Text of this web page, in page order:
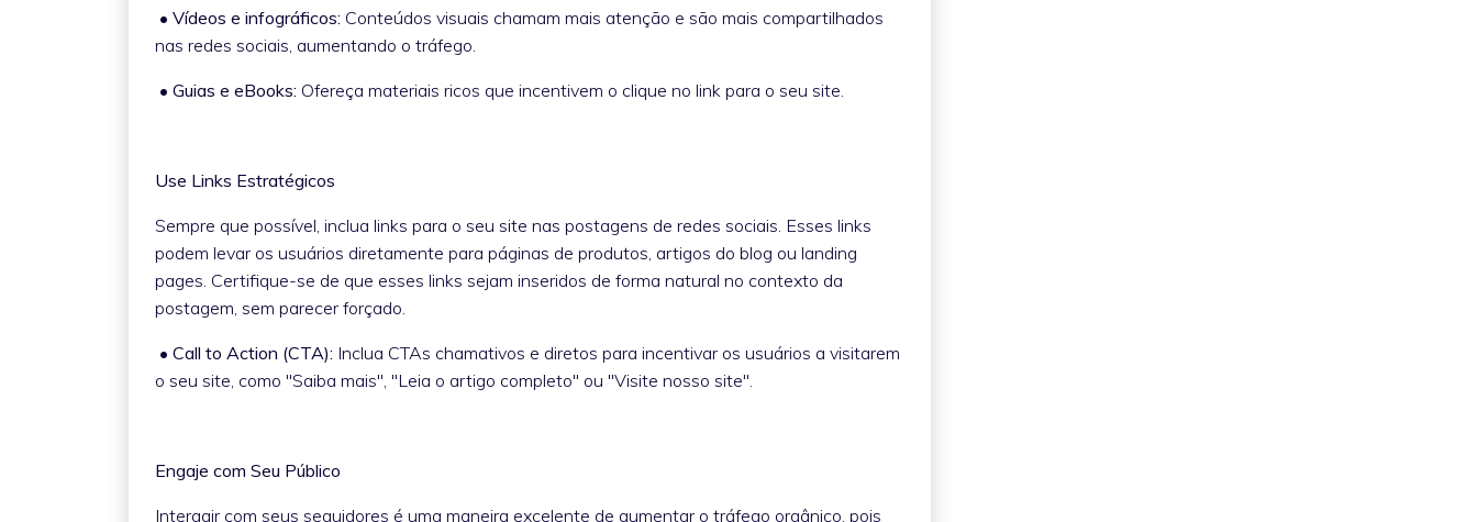
• Vídeos e infográficos: Conteúdos visuais chamam mais atenção e são mais compartilhados
nas redes sociais, aumentando o tráfego.
• Guias e eBooks: Ofereça materiais ricos que incentivem o clique no link para o seu site.
Use Links Estratégicos
Sempre que possível, inclua links para o seu site nas postagens de redes sociais. Esses links
podem levar os usuários diretamente para páginas de produtos, artigos do blog ou landing
pages. Certifique-se de que esses links sejam inseridos de forma natural no contexto da
postagem, sem parecer forçado.
• Call to Action (CTA): Inclua CTAs chamativos e diretos para incentivar os usuários a visitarem
o seu site, como "Saiba mais", "Leia o artigo completo" ou "Visite nosso site".
Engaje com Seu Público
Interagir com seus seguidores é uma maneira excelente de aumentar o tráfego orgânico, pois